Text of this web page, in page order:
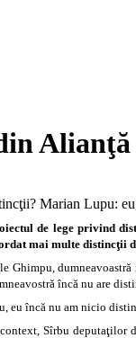
de lege privind
mai multe distincţii
Ghimpu,
încă nu are
eu încă nu am nicio
Sîrbu deputaţilor